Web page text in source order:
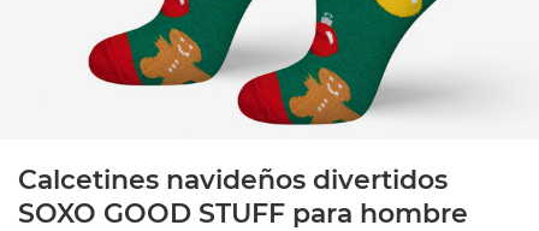
Calcetines navideños divertidos
SOXO GOOD STUFF para hombre